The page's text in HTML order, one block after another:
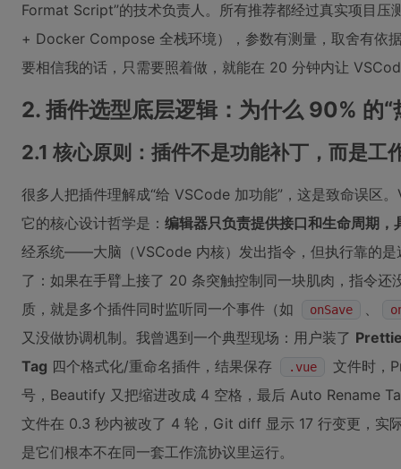
Format Script”的技术负责人。所有推荐都经过真实项目
+ Docker Compose 全栈环境），参数有测量，取舍有
要相信我的话，只需要照着做，就能在 20 分钟内让
2. 插件选型底层逻辑：为什么 90% 的“
2.1 核心原则：插件不是功能补丁，而是工
很多人把插件理解成“给 VSCode 加功能”，这是致命误区
它的核心设计哲学是： 编辑器只负责提供接口和生命周期，
经系统——大脑（VSCode 内核）发出指令，但执行靠的是
了：如果在手臂上接了 20 条突触控制同一块肌肉，指令还
质，就是多个插件同时监听同一个事件（如
onSave 、
又没做协调机制。我曾遇到一个典型现场：用户装了
Tag 四个格式化/重命名插件，结果保存 .vue
文件时，
号，Beautify 又把缩进改成 4 空格，最后 Auto Rename
文件在 0.3 秒内被改了 4 轮，Git diff 显示 17 行变更，实
是它们根本不在同一套工作流协议里运行。